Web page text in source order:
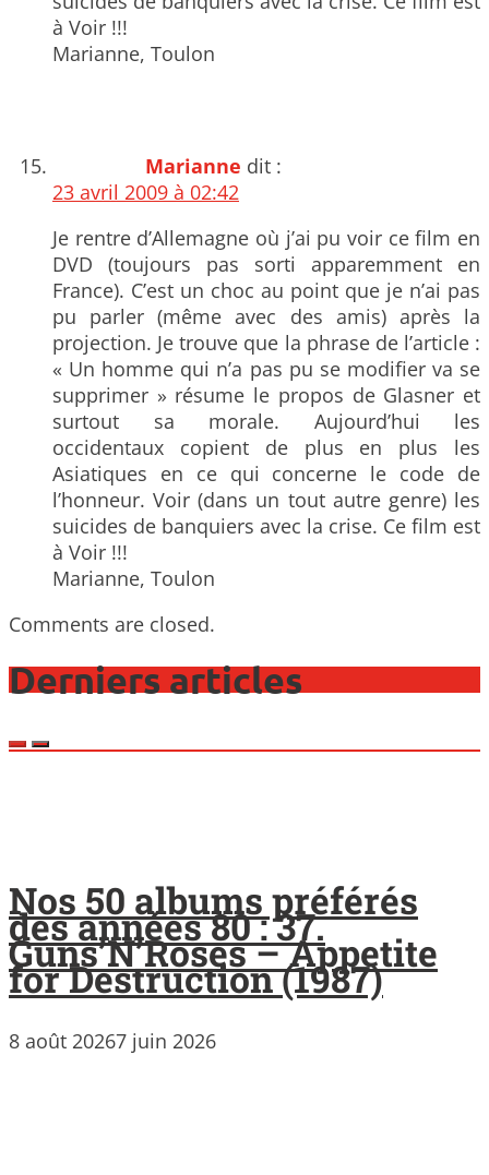
à Voir !!!
Marianne, Toulon
Marianne dit :
23 avril 2009 à 02:42
Je rentre d’Allemagne où j’ai pu voir ce film en
DVD (toujours pas sorti apparemment en
France). C’est un choc au point que je n’ai pas
pu parler (même avec des amis) après la
projection. Je trouve que la phrase de l’article :
« Un homme qui n’a pas pu se modifier va se
supprimer » résume le propos de Glasner et
surtout sa morale. Aujourd’hui les
occidentaux copient de plus en plus les
Asiatiques en ce qui concerne le code de
l’honneur. Voir (dans un tout autre genre) les
suicides de banquiers avec la crise. Ce film est
à Voir !!!
Marianne, Toulon
Comments are closed.
Derniers articles
Nos 50 albums préférés
des années 80 : 37.
Guns’N’Roses – Appetite
for Destruction (1987)
8 août 20267 juin 2026